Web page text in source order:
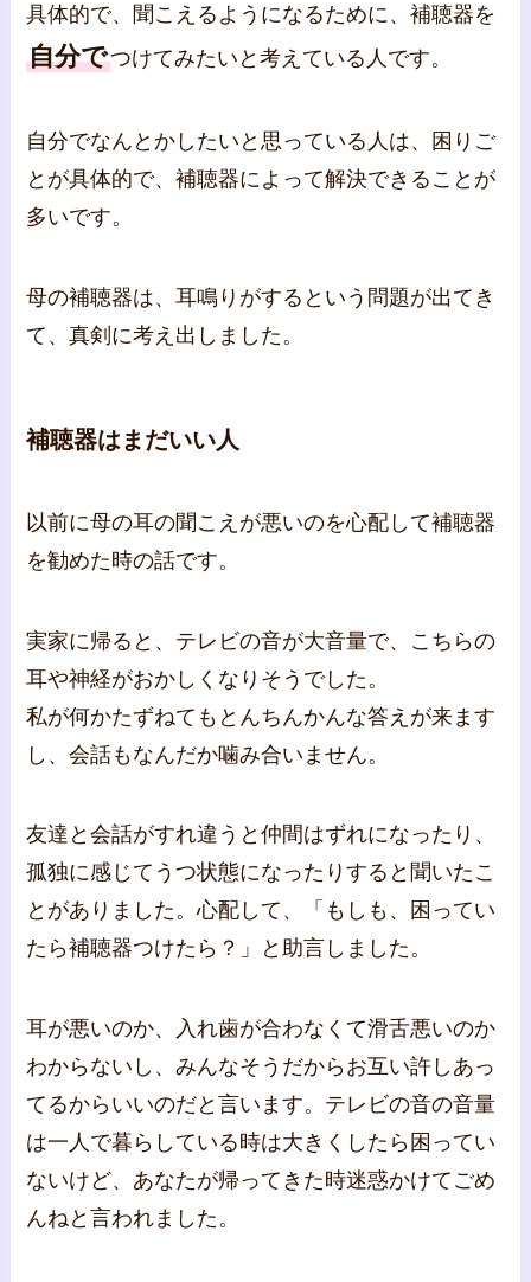
具体的で、聞こえるようになるために、補聴器を
自分でつけてみたいと考えている人です。
自分でなんとかしたいと思っている人は、困りご
とが具体的で、補聴器によって解決できることが
多いです。
母の補聴器は、耳鳴りがするという問題が出てき
て、真剣に考え出しました。
補聴器はまだいい人
以前に母の耳の聞こえが悪いのを心配して補聴器
を勧めた時の話です。
実家に帰ると、テレビの音が大音量で、こちらの
耳や神経がおかしくなりそうでした。
私が何かたずねてもとんちんかんな答えが来ます
し、会話もなんだか噛み合いません。
友達と会話がすれ違うと仲間はずれになったり、
孤独に感じてうつ状態になったりすると聞いたこ
とがありました。心配して、「もしも、困ってい
たら補聴器つけたら？」と助言しました。
耳が悪いのか、入れ歯が合わなくて滑舌悪いのか
わからないし、みんなそうだからお互い許しあっ
てるからいいのだと言います。テレビの音の音量
は一人で暮らしている時は大きくしたら困ってい
ないけど、あなたが帰ってきた時迷惑かけてごめ
んねと言われました。